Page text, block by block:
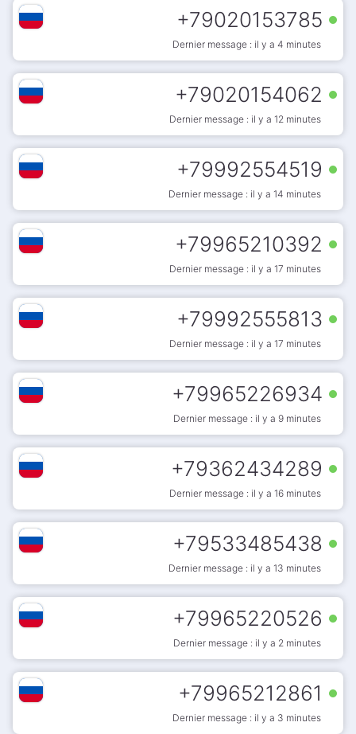
+79020153785
Dernier message : il y a 4 minutes
+79020154062
Dernier message : il y a 12 minutes
+79992554519
Dernier message : il y a 14 minutes
+79965210392
Dernier message : il y a 17 minutes
+79992555813
Dernier message : il y a 17 minutes
+79965226934
Dernier message : il y a 9 minutes
+79362434289
Dernier message : il y a 16 minutes
+79533485438
Dernier message : il y a 13 minutes
+79965220526
Dernier message : il y a 2 minutes
+79965212861
Dernier message : il y a 3 minutes